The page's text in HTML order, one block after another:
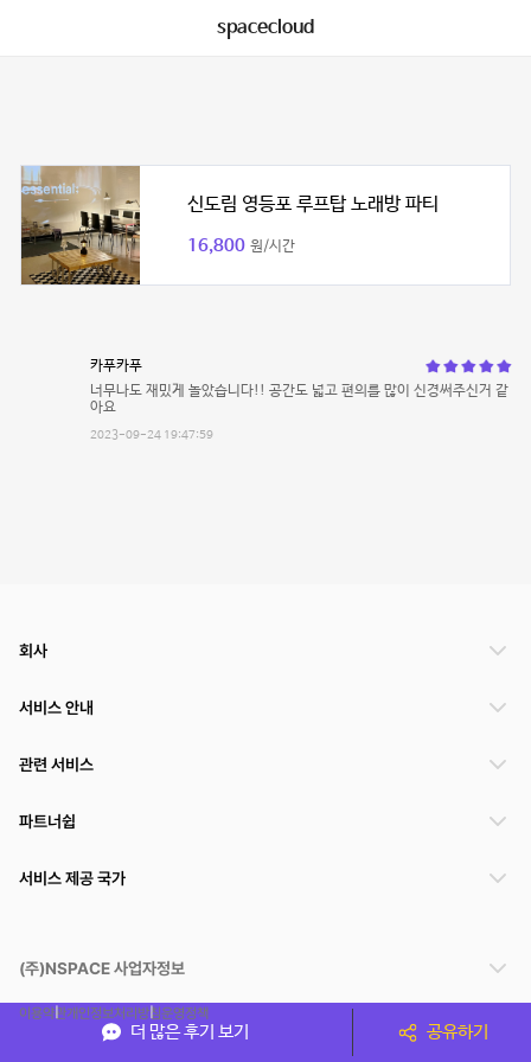
spacecloud
신도림 영등포 루프탑 노래방 파티
16,800 원/시간
카푸카푸
너무나도 재밌게 놀았습니다!! 공간도 넓고 편의를 많이 신경써주신거 같
아요
2023-09-24 19:47:59
더 많은 후기 보기 공유하기
회사
서비스 안내
관련 서비스
파트너쉽
서비스 제공 국가
(주)NSPACE 사업자정보
이용약관개인정보처리방침운영정책
스페이스클라우드는 통신판매중개자이며 통신판매의 당사자가 아닙니다. 따라서 스페이스클